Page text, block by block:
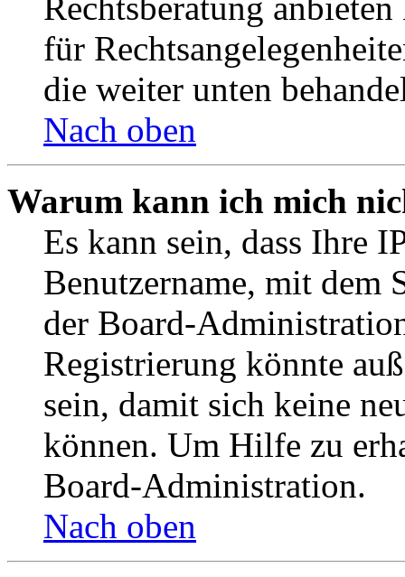
für
die weiter unten
Nach oben
Warum kann ich mich
Es kann sein, dass Ihre
Benutzername, mit dem
der Board-
Registrierung könnte
sein, damit sich keine
können. Um Hilfe zu
Board-Administration.
Nach oben